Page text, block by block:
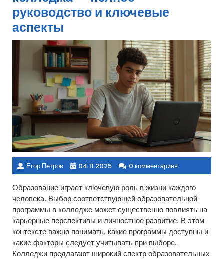
руководство и ключевые
аспекты
Егор Петров 04.11.2025 0 комментариев
Образование играет ключевую роль в жизни каждого
человека. Выбор соответствующей образовательной
программы в колледже может существенно повлиять на
карьерные перспективы и личностное развитие. В этом
контексте важно понимать, какие программы доступны и
какие факторы следует учитывать при выборе.
Колледжи предлагают широкий спектр образовательных